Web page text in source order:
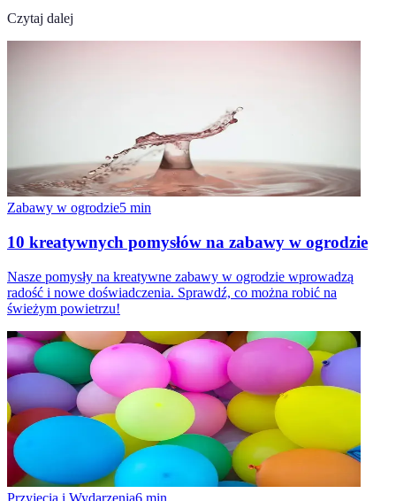
Czytaj dalej
Zabawy w ogrodzie5 min
10 kreatywnych pomysłów na zabawy w ogrodzie
Nasze pomysły na kreatywne zabawy w ogrodzie wprowadzą
radość i nowe doświadczenia. Sprawdź, co można robić na
świeżym powietrzu!
Przyjęcia i Wydarzenia6 min